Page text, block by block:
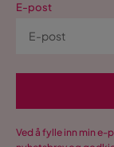
E-post
Ved å fylle inn min e-